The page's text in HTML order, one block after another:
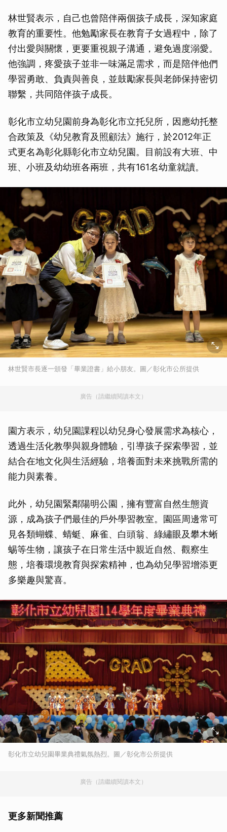
林世賢表示，自己也曾陪伴兩個孩子成長，深知家庭
教育的重要性。他勉勵家長在教育子女過程中，除了
付出愛與關懷，更要重視親子溝通，避免過度溺愛。
他強調，疼愛孩子並非一味滿足需求，而是陪伴他們
學習勇敢、負責與善良，並鼓勵家長與老師保持密切
聯繫，共同陪伴孩子成長。
彰化市立幼兒園前身為彰化市立托兒所，因應幼托整
合政策及《幼兒教育及照顧法》施行，於2012年正
式更名為彰化縣彰化市立幼兒園。目前設有大班、中
班、小班及幼幼班各兩班，共有161名幼童就讀。
林世賢市長逐一頒發「畢業證書」給小朋友。圖／彰化市公所提供
廣告（請繼續閱讀本文）
園方表示，幼兒園課程以幼兒身心發展需求為核心，
透過生活化教學與親身體驗，引導孩子探索學習，並
結合在地文化與生活經驗，培養面對未來挑戰所需的
能力與素養。
此外，幼兒園緊鄰陽明公園，擁有豐富自然生態資
源，成為孩子們最佳的戶外學習教室。園區周邊常可
見各類蝴蝶、蜻蜓、麻雀、白頭翁、綠繡眼及攀木蜥
蜴等生物，讓孩子在日常生活中親近自然、觀察生
態，培養環境教育與探索精神，也為幼兒學習增添更
多樂趣與驚喜。
彰化市立幼兒園畢業典禮氣氛熱烈。圖／彰化市公所提供
廣告（請繼續閱讀本文）
更多新聞推薦